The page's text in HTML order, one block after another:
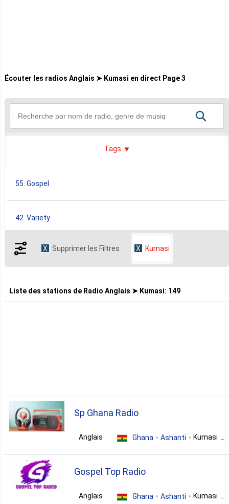
Écouter les radios Anglais ➤ Kumasi en direct Page 3
Tags
55. Gospel
42. Variety
25. Talk
18. Pop
8. Sports
7. Classic
7. Hip Hop
Supprimer les Filtres : Kumasi
Liste des stations de Radio Anglais ➤ Kumasi: 149
Sp Ghana Radio
Anglais Ghana Ashanti Kumasi
Gospel Top Radio
Anglais Ghana Ashanti Kumasi